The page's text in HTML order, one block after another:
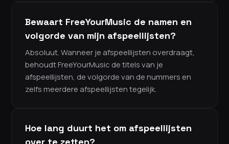
Bewaart FreeYourMusic de namen en
volgorde van mijn afspeellijsten?
Absoluut. Wanneer je afspeellijsten overdraagt,
behoudt FreeYourMusic de titels van je
afspeellijsten, de volgorde van de nummers en
zelfs meerdere afspeellijsten tegelijk.
Hoe lang duurt het om afspeellijsten